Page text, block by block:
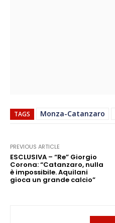
TAGS Monza-Catanzaro
PREVIOUS ARTICLE
ESCLUSIVA – “Re” Giorgio
Corona: “Catanzaro, nulla
è impossibile. Aquilani
gioca un grande calcio”